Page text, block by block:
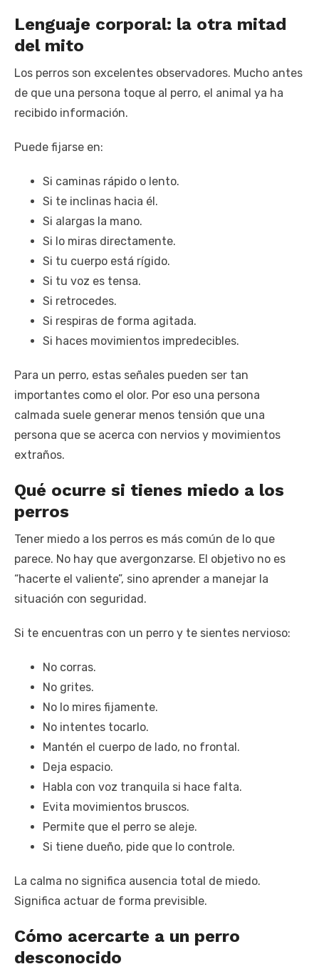
Lenguaje corporal: la otra mitad
del mito
Los perros son excelentes observadores. Mucho antes
de que una persona toque al perro, el animal ya ha
recibido información.
Puede fijarse en:
Si caminas rápido o lento.
Si te inclinas hacia él.
Si alargas la mano.
Si lo miras directamente.
Si tu cuerpo está rígido.
Si tu voz es tensa.
Si retrocedes.
Si respiras de forma agitada.
Si haces movimientos impredecibles.
Para un perro, estas señales pueden ser tan
importantes como el olor. Por eso una persona
calmada suele generar menos tensión que una
persona que se acerca con nervios y movimientos
extraños.
Qué ocurre si tienes miedo a los
perros
Tener miedo a los perros es más común de lo que
parece. No hay que avergonzarse. El objetivo no es
“hacerte el valiente”, sino aprender a manejar la
situación con seguridad.
Si te encuentras con un perro y te sientes nervioso:
No corras.
No grites.
No lo mires fijamente.
No intentes tocarlo.
Mantén el cuerpo de lado, no frontal.
Deja espacio.
Habla con voz tranquila si hace falta.
Evita movimientos bruscos.
Permite que el perro se aleje.
Si tiene dueño, pide que lo controle.
La calma no significa ausencia total de miedo.
Significa actuar de forma previsible.
Cómo acercarte a un perro
desconocido